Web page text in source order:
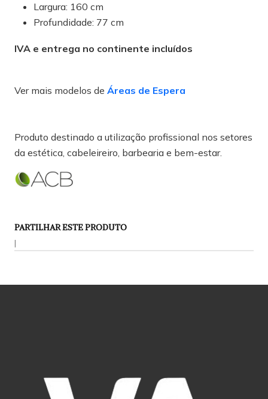
Largura: 160 cm
Profundidade: 77 cm
IVA e entrega no continente incluídos
Ver mais modelos de Áreas de Espera
Produto destinado a utilização profissional nos setores
da estética, cabeleireiro, barbearia e bem-estar.
PARTILHAR ESTE PRODUTO
|